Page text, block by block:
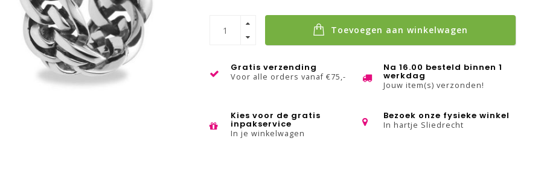
Toevoegen aan winkelwagen
Gratis verzending
Voor alle orders vanaf €75,-
Na 16.00 besteld binnen 1
werkdag
Jouw item(s) verzonden!
Kies voor de gratis
inpakservice
In je winkelwagen
Bezoek onze fysieke winkel
In hartje Sliedrecht